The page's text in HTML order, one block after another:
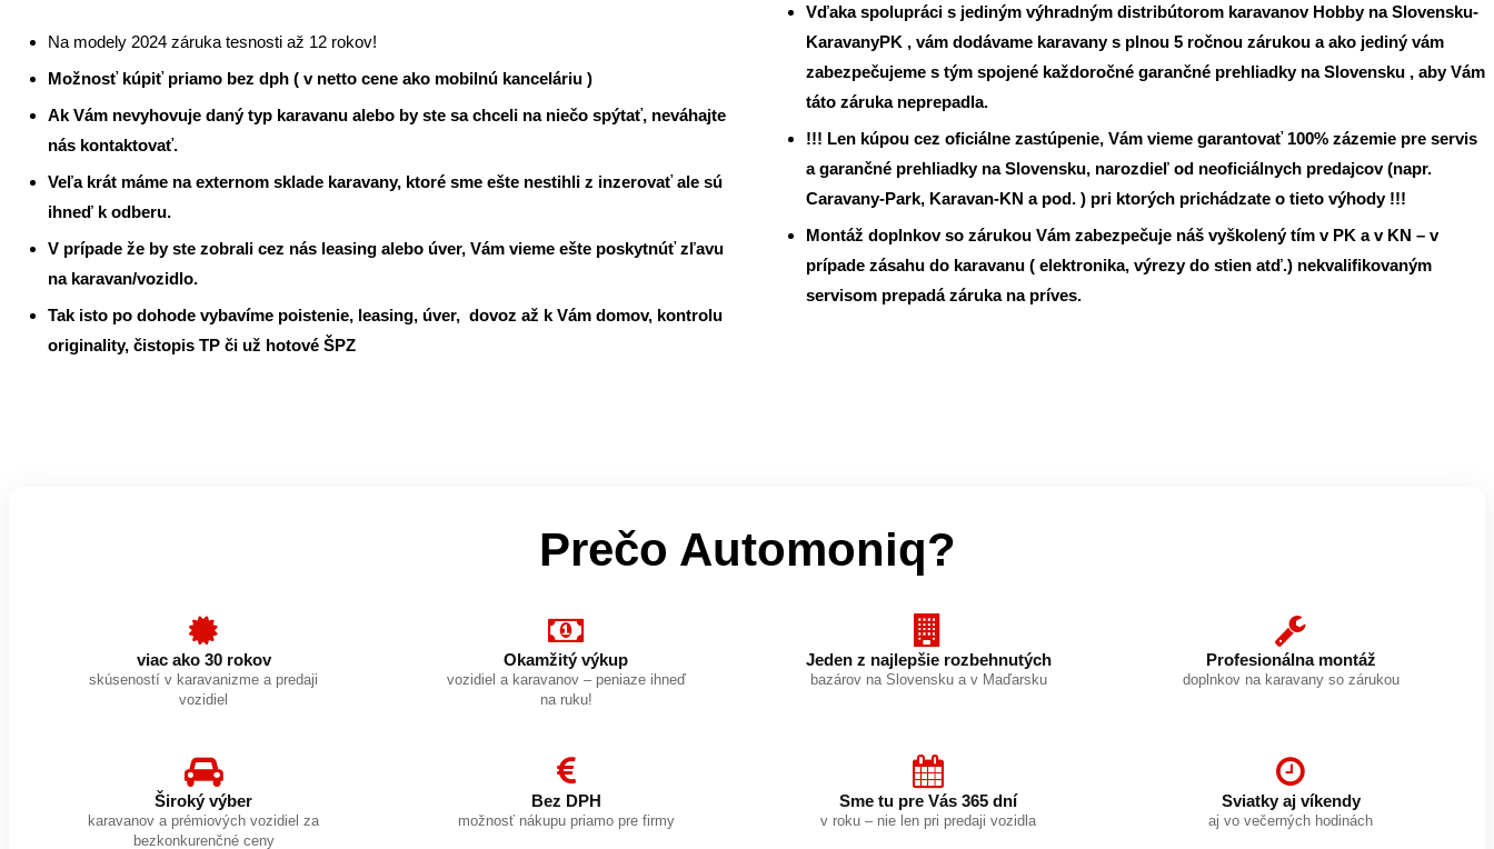
Na modely 2024 záruka tesnosti až 12 rokov!
Možnosť kúpiť priamo bez dph ( v netto cene ako mobilnú kanceláriu )
Ak Vám nevyhovuje daný typ karavanu alebo by ste sa chceli na niečo spýtať, neváhajte
nás kontaktovať.
Veľa krát máme na externom sklade karavany, ktoré sme ešte nestihli z inzerovať ale sú
ihneď k odberu.
V prípade že by ste zobrali cez nás leasing alebo úver, Vám vieme ešte poskytnúť zľavu
na karavan/vozidlo.
Tak isto po dohode vybavíme poistenie, leasing, úver, dovoz až k Vám domov, kontrolu
originality, čistopis TP či už hotové ŠPZ
Vďaka spolupráci s jediným výhradným distribútorom karavanov Hobby na Slovensku-
KaravanyPK , vám dodávame karavany s plnou 5 ročnou zárukou a ako jediný vám
zabezpečujeme s tým spojené každoročné garančné prehliadky na Slovensku , aby Vám
táto záruka neprepadla.
!!! Len kúpou cez oficiálne zastúpenie, Vám vieme garantovať 100% zázemie pre servis
a garančné prehliadky na Slovensku, narozdieľ od neoficiálnych predajcov (napr.
Caravany-Park, Karavan-KN a pod. ) pri ktorých prichádzate o tieto výhody !!!
Montáž doplnkov so zárukou Vám zabezpečuje náš vyškolený tím v PK a v KN – v
prípade zásahu do karavanu ( elektronika, výrezy do stien atď.) nekvalifikovaným
servisom prepadá záruka na príves.
Prečo Automoniq?
viac ako 30 rokov
skúseností v karavanizme a predaji
vozidiel
Okamžitý výkup
vozidiel a karavanov – peniaze ihneď
na ruku!
Jeden z najlepšie rozbehnutých
bazárov na Slovensku a v Maďarsku
Profesionálna montáž
doplnkov na karavany so zárukou
Široký výber
karavanov a prémiových vozidiel za
bezkonkurenčné ceny
Bez DPH
možnosť nákupu priamo pre firmy
Sme tu pre Vás 365 dní
v roku – nie len pri predaji vozidla
Sviatky aj víkendy
aj vo večerných hodinách